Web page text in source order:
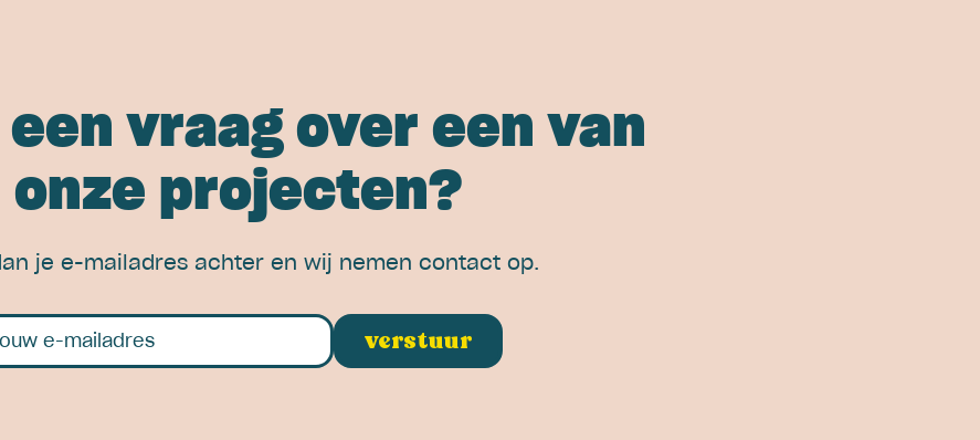
een vraag over een van
onze projecten?
je e-mailadres achter en wij nemen contact op.